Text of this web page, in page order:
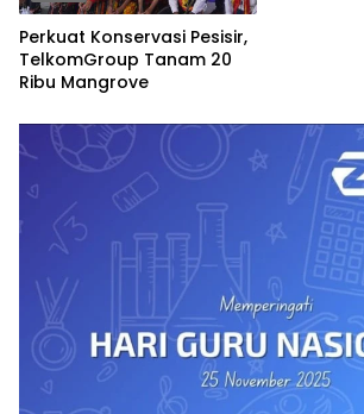
Perkuat Konservasi Pesisir,
TelkomGroup Tanam 20
Ribu Mangrove